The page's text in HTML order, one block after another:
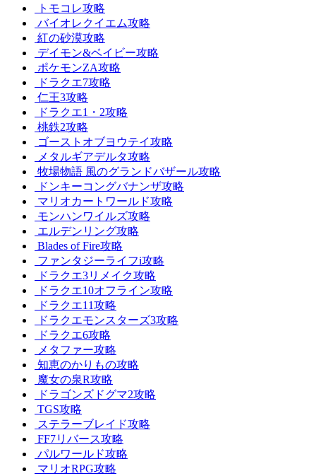
トモコレ攻略
バイオレクイエム攻略
紅の砂漠攻略
デイモン&ベイビー攻略
ポケモンZA攻略
ドラクエ7攻略
仁王3攻略
ドラクエ1・2攻略
桃鉄2攻略
ゴーストオブヨウテイ攻略
メタルギアデルタ攻略
牧場物語 風のグランドバザール攻略
ドンキーコングバナンザ攻略
マリオカートワールド攻略
モンハンワイルズ攻略
エルデンリング攻略
Blades of Fire攻略
ファンタジーライフi攻略
ドラクエ3リメイク攻略
ドラクエ10オフライン攻略
ドラクエ11攻略
ドラクエモンスターズ3攻略
ドラクエ6攻略
メタファー攻略
知恵のかりもの攻略
魔女の泉R攻略
ドラゴンズドグマ2攻略
TGS攻略
ステラーブレイド攻略
FF7リバース攻略
パルワールド攻略
マリオRPG攻略